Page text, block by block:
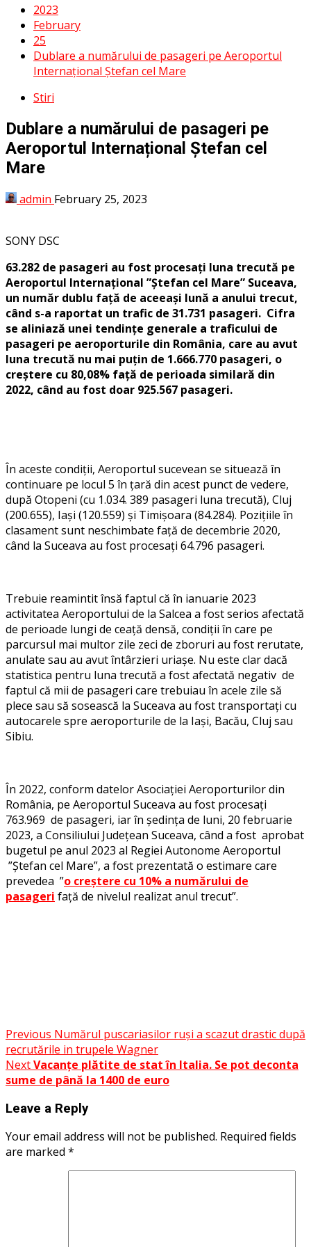
2023
February
25
Dublare a numărului de pasageri pe Aeroportul
Internațional Ștefan cel Mare
Stiri
Dublare a numărului de pasageri pe
Aeroportul Internațional Ștefan cel
Mare
admin February 25, 2023
SONY DSC
63.282 de pasageri au fost procesați luna trecută pe
Aeroportul Internațional ”Ștefan cel Mare” Suceava,
un număr dublu față de aceeași lună a anului trecut,
când s-a raportat un trafic de 31.731 pasageri. Cifra
se aliniază unei tendințe generale a traficului de
pasageri pe aeroporturile din România, care au avut
luna trecută nu mai puțin de 1.666.770 pasageri, o
creștere cu 80,08% față de perioada similară din
2022, când au fost doar 925.567 pasageri.
În aceste condiții, Aeroportul sucevean se situează în
continuare pe locul 5 în țară din acest punct de vedere,
după Otopeni (cu 1.034. 389 pasageri luna trecută), Cluj
(200.655), Iași (120.559) și Timișoara (84.284). Pozițiile în
clasament sunt neschimbate față de decembrie 2020,
când la Suceava au fost procesați 64.796 pasageri.
Trebuie reamintit însă faptul că în ianuarie 2023
activitatea Aeroportului de la Salcea a fost serios afectată
de perioade lungi de ceață densă, condiții în care pe
parcursul mai multor zile zeci de zboruri au fost rerutate,
anulate sau au avut întârzieri uriașe. Nu este clar dacă
statistica pentru luna trecută a fost afectată negativ de
faptul că mii de pasageri care trebuiau în acele zile să
plece sau să sosească la Suceava au fost transportați cu
autocarele spre aeroporturile de la Iași, Bacău, Cluj sau
Sibiu.
În 2022, conform datelor Asociației Aeroporturilor din
România, pe Aeroportul Suceava au fost procesați
763.969 de pasageri, iar în ședința de luni, 20 februarie
2023, a Consiliului Județean Suceava, când a fost aprobat
bugetul pe anul 2023 al Regiei Autonome Aeroportul
”Ștefan cel Mare”, a fost prezentată o estimare care
prevedea ”o creștere cu 10% a numărului de
pasageri față de nivelul realizat anul trecut”.
Share
Post
navigation
Previous Numărul puscariasilor ruși a scazut drastic după
recrutările in trupele Wagner
NextVacanțe plătite de stat în Italia. Se pot deconta
sume de până la 1400 de euro
Leave a Reply
Your email address will not be published. Required fields
are marked *